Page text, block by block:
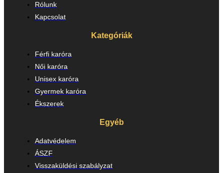
Rólunk
Kapcsolat
Kategóriák
Férfi karóra
Női karóra
Unisex karóra
Gyermek karóra
Ékszerek
Egyéb
Adatvédelem
ÁSZF
Visszaküldési szabályzat